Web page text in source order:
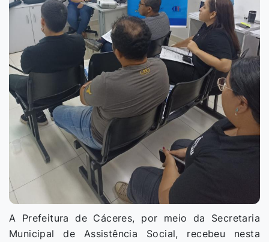
A Prefeitura de Cáceres, por meio da Secretaria
Municipal de Assistência Social, recebeu nesta